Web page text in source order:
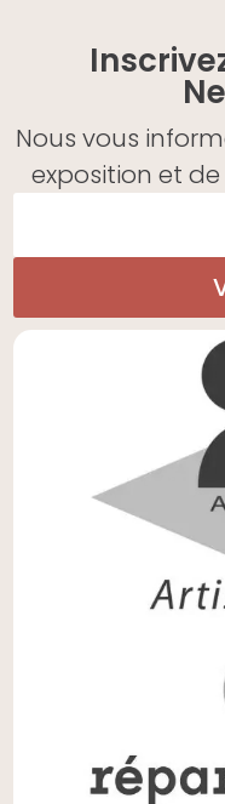
Nous vous
exposition et